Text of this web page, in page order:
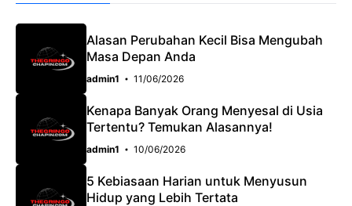
o
o
A
p
p
a
m
Alasan Perubahan Kecil Bisa Mengubah
Masa Depan Anda
admin1 11/06/2026
Kenapa Banyak Orang Menyesal di Usia
Tertentu? Temukan Alasannya!
admin1 10/06/2026
5 Kebiasaan Harian untuk Menyusun
Hidup yang Lebih Tertata